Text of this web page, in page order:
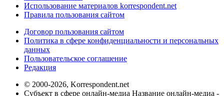
Использование материалов korrespondent.net
Правила пользования сайтом
Договор пользования сайтом
Политика в сфере конфиденциальности и персональных
данных
Пользовательское соглашение
Редакция
© 2000-2026, Korrespondent.net
Субъект в сфере онлайн-медиа Название онлайн-медиа -